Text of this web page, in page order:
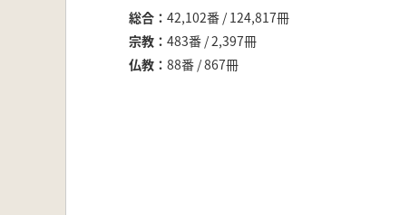
総合
42,102番 / 124,817冊
宗教
483番 / 2,397冊
仏教
88番 / 867冊